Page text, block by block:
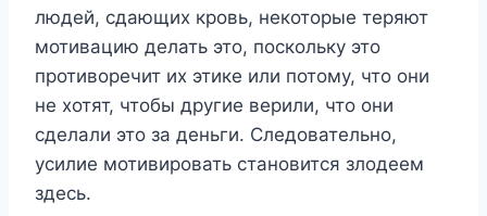
людей, сдающих кровь, некоторые теряют
мотивацию делать это, поскольку это
противоречит их этике или потому, что они
не хотят, чтобы другие верили, что они
сделали это за деньги. Следовательно,
усилие мотивировать становится злодеем
здесь.